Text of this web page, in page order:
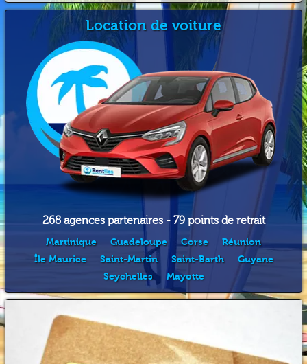
Location de voiture
268 agences partenaires - 79 points de retrait
Martinique Guadeloupe Corse
Réunion
Île Maurice
Saint-Martin Saint-Barth
Guyane
Seychelles
Mayotte